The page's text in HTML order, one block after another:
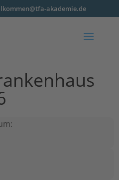
akademie.de